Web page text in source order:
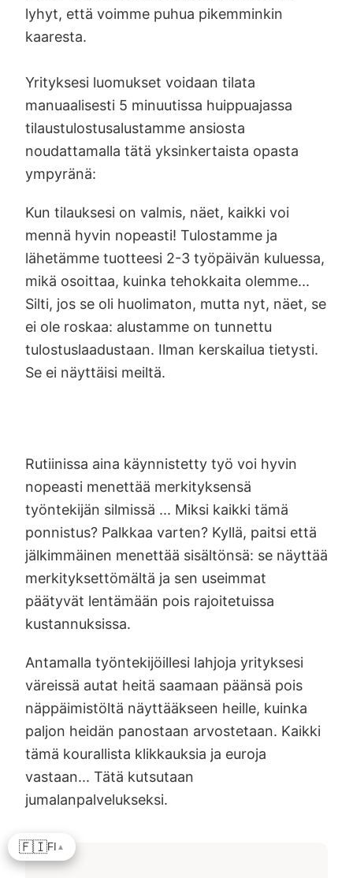
lyhyt, että voimme puhua pikemminkin
kaaresta.
Yrityksesi luomukset voidaan tilata
manuaalisesti 5 minuutissa huippuajassa
tilaustulostusalustamme ansiosta
noudattamalla tätä yksinkertaista opasta
ympyränä:
Kun tilauksesi on valmis, näet, kaikki voi
mennä hyvin nopeasti! Tulostamme ja
lähetämme tuotteesi 2-3 työpäivän kuluessa,
mikä osoittaa, kuinka tehokkaita olemme...
Silti, jos se oli huolimaton, mutta nyt, näet, se
ei ole roskaa: alustamme on tunnettu
tulostuslaadustaan. Ilman kerskailua tietysti.
Se ei näyttäisi meiltä.
Rutiinissa aina käynnistetty työ voi hyvin
nopeasti menettää merkityksensä
työntekijän silmissä ... Miksi kaikki tämä
ponnistus? Palkkaa varten? Kyllä, paitsi että
jälkimmäinen menettää sisältönsä: se näyttää
merkityksettömältä ja sen useimmat
päätyvät lentämään pois rajoitetuissa
kustannuksissa.
Antamalla työntekijöillesi lahjoja yrityksesi
väreissä autat heitä saamaan päänsä pois
näppäimistöltä näyttääkseen heille, kuinka
paljon heidän panostaan arvostetaan. Kaikki
tämä kourallista klikkauksia ja euroja
vastaan... Tätä kutsutaan
jumalanpalvelukseksi.
🇫🇮FI ▲